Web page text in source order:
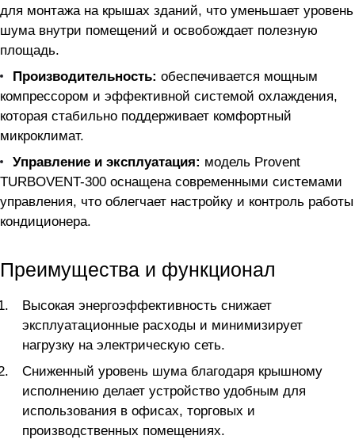
для монтажа на крышах зданий, что уменьшает уровень
шума внутри помещений и освобождает полезную
площадь.
Производительность: обеспечивается мощным
компрессором и эффективной системой охлаждения,
которая стабильно поддерживает комфортный
микроклимат.
Управление и эксплуатация: модель Provent
TURBOVENT-300 оснащена современными системами
управления, что облегчает настройку и контроль работы
кондиционера.
Преимущества и функционал
Высокая энергоэффективность снижает
эксплуатационные расходы и минимизирует
нагрузку на электрическую сеть.
Сниженный уровень шума благодаря крышному
исполнению делает устройство удобным для
использования в офисах, торговых и
производственных помещениях.